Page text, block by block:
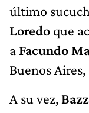
último
Loredo que
a Facundo
Buenos
A su vez,